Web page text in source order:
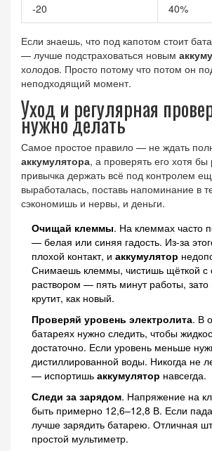
-20 40%
Если знаешь, что под капотом стоит
— лучше подстраховаться новым
холодов. Просто потому что потом он
неподходящий момент.
Уход и регулярная
нужно делать
Самое простое правило — не ждать
аккумулятора, а проверять его хотя
привычка держать всё под контролем
выработалась, поставь напоминание в
сэкономишь и нервы, и деньги.
Очищай клеммы. На клеммах часто
— белая или синяя гадость. Из-за
плохой контакт, и аккумулятор
Снимаешь клеммы, чистишь щёткой с
раствором — пять минут работы, зато
крутит, как новый.
Проверяй уровень электролита. В
батареях нужно следить, чтобы
достаточно. Если уровень меньше
дистиллированной воды. Никогда не
— испортишь аккумулятор навсегда.
Следи за зарядом. Напряжение на
быть примерно 12,6–12,8 В. Если
лучше зарядить батарею. Отличная
простой мультиметр.